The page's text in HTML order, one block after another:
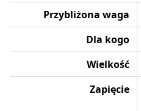
Przybliżona waga
Dla kogo
Wielkość
Zapięcie